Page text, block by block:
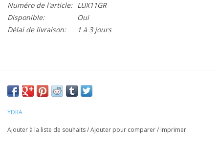
Numéro de l'article: LUX11GR
Disponible:
Oui
Délai de livraison:
1 à 3 jours
YDRA
Ajouter à la liste de souhaits/Ajouter pour comparer/ Imprimer